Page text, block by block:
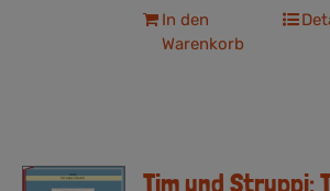
In den
Warenkorb
Tim und Struppi: